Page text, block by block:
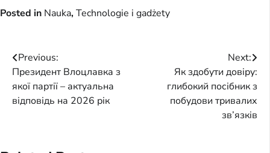
Posted in Nauka,Technologie i gadżety
Post
navigation
Previous:
Президент Влоцлавка з
якої партії – актуальна
відповідь на 2026 рік
Next:
Як здобути довіру:
глибокий посібник з
побудови тривалих
зв’язків